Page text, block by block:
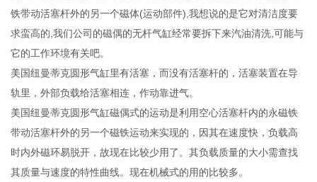
铁带动活塞杆外的另一个磁体(运动部件),我想说的是它对清洁度要
求蛮高的,我们公司的磁偶的无杆气缸经常要拆下来汽油清洗,可能与
它的工作环境有关吧。
美国纽曼蒂克圆形气缸里有活塞，而没有活塞杆的，活塞装置在导
轨里，外部负载给活塞相连，作动靠进气。
美国纽曼蒂克圆形气缸磁偶式的运动是利用空心活塞杆内的永磁铁
带动活塞杆外的另一个磁铁运动来实现的，因其在速度快，负载高
时内外磁环易脱开，故现在比较少用了。其负载质量的大小需查找
其质量与速度的特性曲线。现在机械式的用的比较多。